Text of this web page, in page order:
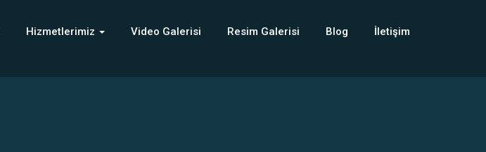
Hizmetlerimiz Video Galerisi Resim Galerisi Blog İletişim